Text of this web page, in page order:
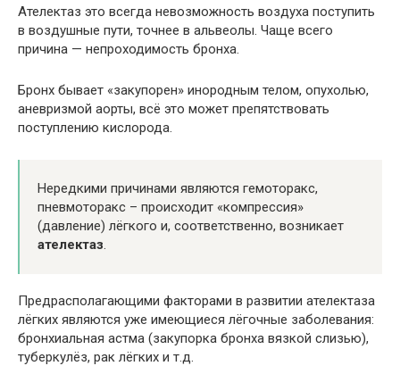
Ателектаз это всегда невозможность воздуха поступить
в воздушные пути, точнее в альвеолы. Чаще всего
причина — непроходимость бронха.
Бронх бывает «закупорен» инородным телом, опухолью,
аневризмой аорты, всё это может препятствовать
поступлению кислорода.
Нередкими причинами являются гемоторакс,
пневмоторакс – происходит «компрессия»
(давление) лёгкого и, соответственно, возникает
ателектаз.
Предрасполагающими факторами в развитии ателектаза
лёгких являются уже имеющиеся лёгочные заболевания:
бронхиальная астма (закупорка бронха вязкой слизью),
туберкулёз, рак лёгких и т.д.